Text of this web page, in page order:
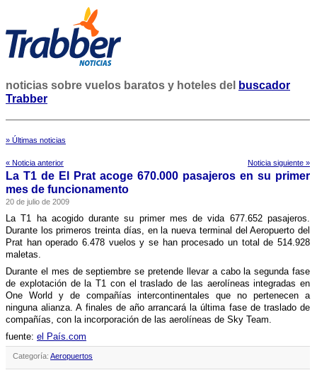
noticias sobre vuelos baratos y hoteles del
buscador
Trabber
» Últimas noticias
« Noticia anterior Noticia siguiente »
La T1 de El Prat acoge 670.000 pasajeros en su primer
mes de funcionamento
20 de julio de 2009
La T1 ha acogido durante su primer mes de vida 677.652 pasajeros.
Durante los primeros treinta dí­as, en la nueva terminal del Aeropuerto del
Prat han operado 6.478 vuelos y se han procesado un total de 514.928
maletas.
Durante el mes de septiembre se pretende llevar a cabo la segunda fase
de explotación de la T1 con el traslado de las aerolí­neas integradas en
One World y de compañí­as intercontinentales que no pertenecen a
ninguna alianza. A finales de año arrancará la última fase de traslado de
compañí­as, con la incorporación de las aerolí­neas de Sky Team.
fuente: el Paí­s.com
Categoría: Aeropuertos